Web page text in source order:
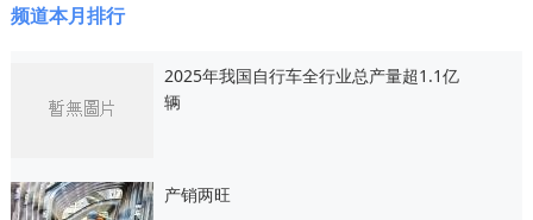
频道本月排行
2025年我国自行车全行业总产量超1.1亿
辆
产销两旺